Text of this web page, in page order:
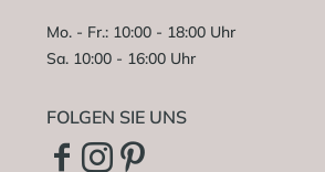
Mo. - Fr.: 10:00 - 18:00 Uhr
Sa. 10:00 - 16:00 Uhr
FOLGEN SIE UNS